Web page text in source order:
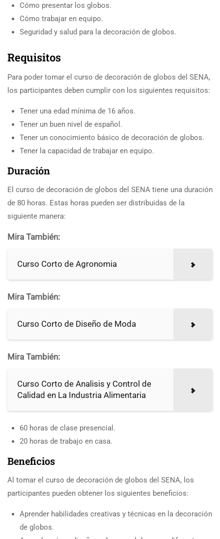
Cómo presentar los globos.
Cómo trabajar en equipo.
Seguridad y salud para la decoración de globos.
Requisitos
Para poder tomar el curso de decoración de globos del SENA,
los participantes deben cumplir con los siguientes requisitos:
Tener una edad mínima de 16 años.
Tener un buen nivel de español.
Tener un conocimiento básico de decoración de globos.
Tener la capacidad de trabajar en equipo.
Duración
El curso de decoración de globos del SENA tiene una duración
de 80 horas. Estas horas pueden ser distribuidas de la
siguiente manera:
Mira También:
Curso Corto de Agronomia
Mira También:
Curso Corto de Diseño de Moda
Mira También:
Curso Corto de Analisis y Control de
Calidad en La Industria Alimentaria
60 horas de clase presencial.
20 horas de trabajo en casa.
Beneficios
Al tomar el curso de decoración de globos del SENA, los
participantes pueden obtener los siguientes beneficios:
Aprender habilidades creativas y técnicas en la decoración
de globos.